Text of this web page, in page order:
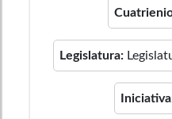
Legislatura: